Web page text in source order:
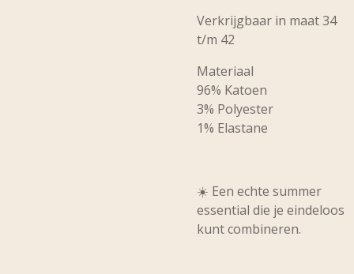
Verkrijgbaar in maat 34
t/m 42
Materiaal
96% Katoen
3% Polyester
1% Elastane
☀️ Een echte summer
essential die je eindeloos
kunt combineren.